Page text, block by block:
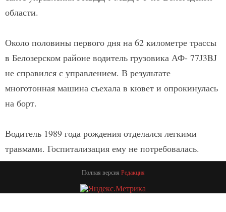
области.
Около половины первого дня на 62 километре трассы
в Белозерском районе водитель грузовика АФ- 77J3BJ
не справился с управлением. В результате
многотонная машина съехала в кювет и опрокинулась
на борт.
Водитель 1989 года рождения отделался легкими
травмами. Госпитализация ему не потребовалась.
Полная версия Редакция